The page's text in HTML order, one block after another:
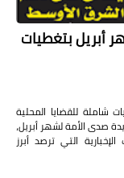
أبريل بتغطيات
شاملة للقضايا المحلية
صدى الأمة لشهر أبريل،
التي ترصد أبرز